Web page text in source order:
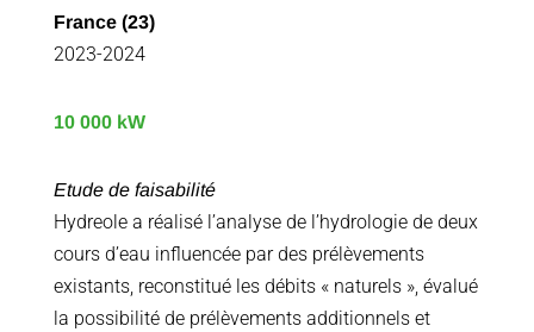
France (23)
2023-2024
10 000 kW
Etude de faisabilité
Hydreole a réalisé l’analyse de l’hydrologie de deux
cours d’eau influencée par des prélèvements
existants, reconstitué les débits « naturels », évalué
la possibilité de prélèvements additionnels et